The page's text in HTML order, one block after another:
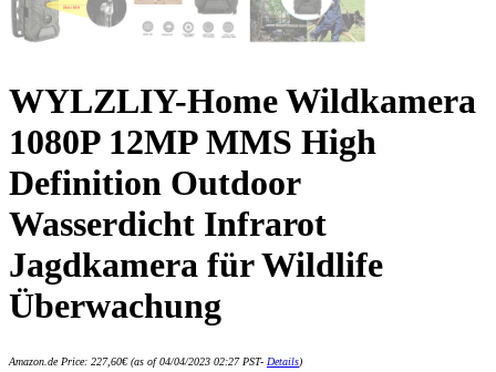
WYLZLIY-Home Wildkamera
1080P 12MP MMS High
Definition Outdoor
Wasserdicht Infrarot
Jagdkamera für Wildlife
Überwachung
Amazon.de Price: 227,60€(as of 04/04/2023 02:27 PST- Details)